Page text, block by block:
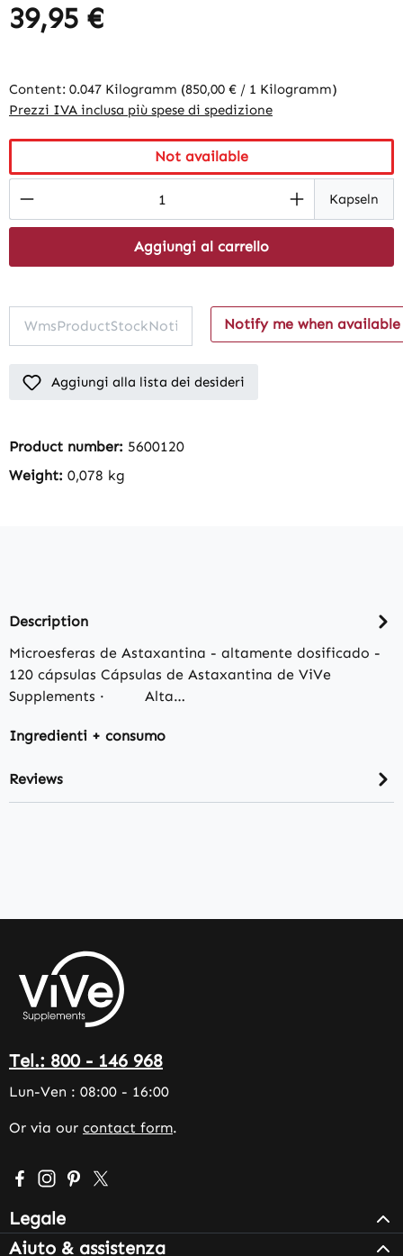
39,95 €
Content: 0.047 Kilogramm (850,00 € / 1 Kilogramm)
Prezzi IVA inclusa più spese di spedizione
Not available
Product Quantity: Enter the desiredKapseln
Aggiungi al carrello
Notify me when available
Aggiungi alla lista dei desideri
Product number: 5600120
Weight: 0,078 kg
Description
Microesferas de Astaxantina - altamente dosificado -
120 cápsulas Cápsulas de Astaxantina de ViVe
Supplements · Alta…
Ingredienti + consumo
Reviews
Tel.: 800 - 146 968
Lun-Ven : 08:00 - 16:00
Or via our contact form.
Visit us on Facebook – opens in a new browser tab
Check us out on Instagram – opens in a new
Get inspired on Pinterest – opens in a new
Follow us on X – opens in a new browser
Legale
Aiuto & assistenza